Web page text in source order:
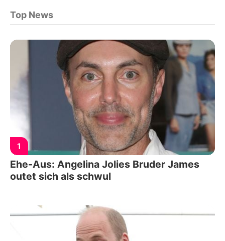
Top News
1
Ehe-Aus: Angelina Jolies Bruder James
outet sich als schwul